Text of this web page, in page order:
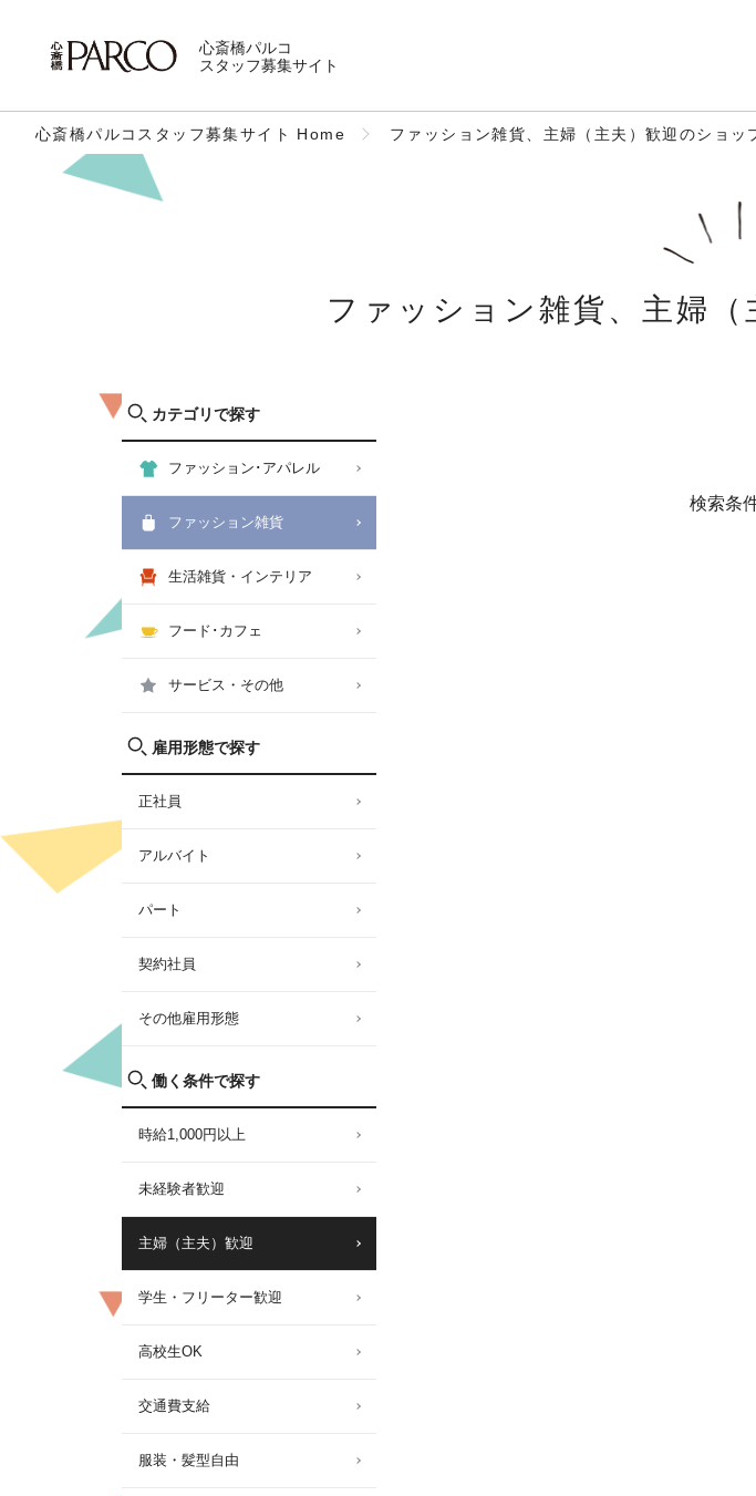
心斎橋パルコ
スタッフ募集サイト
心斎橋パルコスタッフ募集サイト Home ファッション雑貨、主婦（主夫）歓迎のショッ
ファッション雑貨、主婦
カテゴリで探す
ファッション･アパレル
ファッション雑貨
生活雑貨・インテリア
フード･カフェ
サービス・その他
雇用形態で探す
正社員
アルバイト
パート
契約社員
その他雇用形態
働く条件で探す
時給1,000円以上
未経験者歓迎
主婦（主夫）歓迎
学生・フリーター歓迎
高校生OK
交通費支給
服装・髪型自由
検索条